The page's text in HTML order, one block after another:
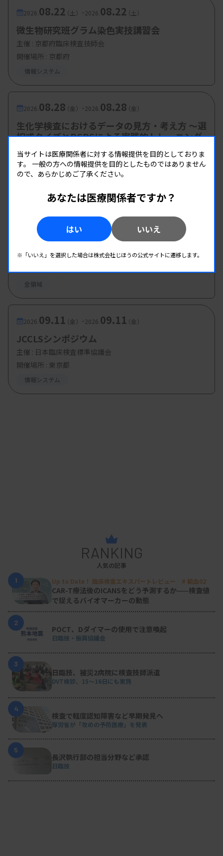
2026. 08.22（土） -2026. 08.22（土）
微生物研究班グラム染色実技講習会
主催 : 京都府臨床検査技師会
開催場所 : 京都府
情報システム
2026. 08.28（金） -2026. 08.28（金）
生化学検査におけるデータの見方・考え方 ～選
択式クイズとRCPCによる実践的トレーニング
主催 :
栃木県臨床検査技師会
開催場所 : WEB
2026.09.05 （土） 09.06 （日）
第65回 日臨技 近畿支部医学検査学会
主催 :日本臨床衛生検査技師会 近畿支部
開催場所 : 奈良県
全領域
2026. 09.11（金） -2026. 09.11（金）
JCCLSシンポジウム
主催 : 日本臨床検査標準協議会
開催場所 : 東京都
情報システム
RANKING
人気の記事
1
Up to Date！ 臨床検査エキスパートレビュー # 輸血02
CAR-T療法後のICANSをどう予測するか——検査値
で捉えるバイオマーカーの動態
2
POCT、Dダイマーの使用で注意喚起
日臨技・振興協議会
3
日臨技、被災2病院に検査技師派遣
DVT検診、15～16日にも実施
4
検査で軽度認知障害など早期発見へ
厚労省が「攻めの予防医療」を発表
5
長沢執行部の担当分野など承認
日臨技
当サイトは医療関係者に対する情報提供を目的としておりま
す。 一般の方への情報提供を目的としたものではありません
ので、あらかじめご了承ください。
あなたは医療関係者ですか？
はい いいえ
※「いいえ」を選択した場合は株式会社じほうの公式サイトに遷移します。